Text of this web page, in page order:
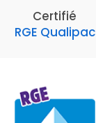
Certifié
RGE Qualipac